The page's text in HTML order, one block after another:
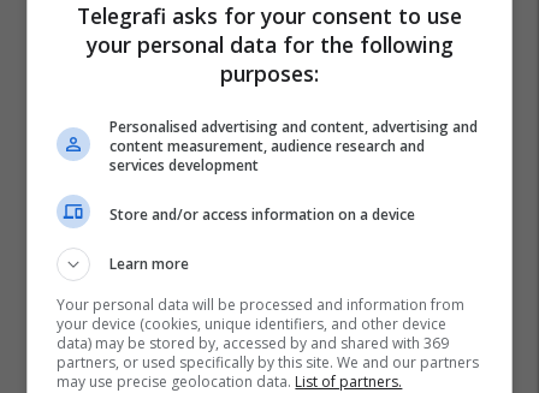
Telegrafi asks for your consent to use
your personal data for the following
purposes:
Personalised advertising and content, advertising and
content measurement, audience research and
services development
Store and/or access information on a device
Learn more
Your personal data will be processed and information from
your device (cookies, unique identifiers, and other device
data) may be stored by, accessed by and shared with 369
partners, or used specifically by this site. We and our partners
may use precise geolocation data. List of partners.